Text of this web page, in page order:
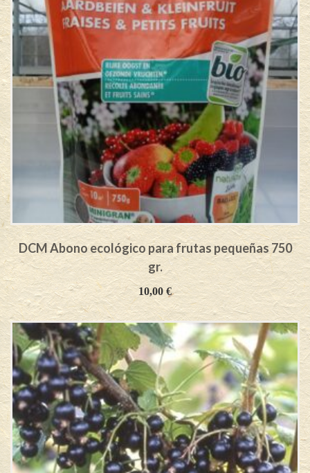
DCM Abono ecológico para frutas pequeñas 750
gr.
10,00 €